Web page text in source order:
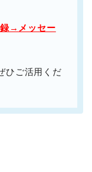
→メッセー
ひご活用くだ